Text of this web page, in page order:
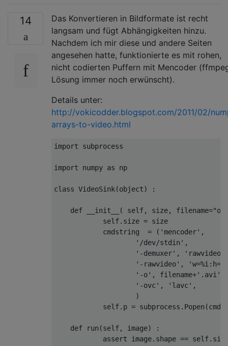
14
Das Konvertieren in Bildformate ist recht
langsam und fügt Abhängigkeiten hinzu.
Nachdem ich mir diese und andere Seiten
angesehen hatte, funktionierte es mit rohen,
nicht codierten Puffern mit Mencoder
Lösung immer noch erwünscht).
Details unter:
http://vokicodder.blogspot.com/2011/02/
arrays-to-video.html
import subprocess
import numpy as np
class VideoSink(object) :
def __init__ ( self, size, filename=
            self.size = size
            cmdstring  = (
'mencoder' ,
'/dev/stdin' ,
'-demuxer' , 'rawvideo'
'-rawvideo' ,
'-o' , filename+'.avi'
'-ovc' , 'lavc' ,
                    )
self.p =
def run (self, image) :
assert image.shape ==